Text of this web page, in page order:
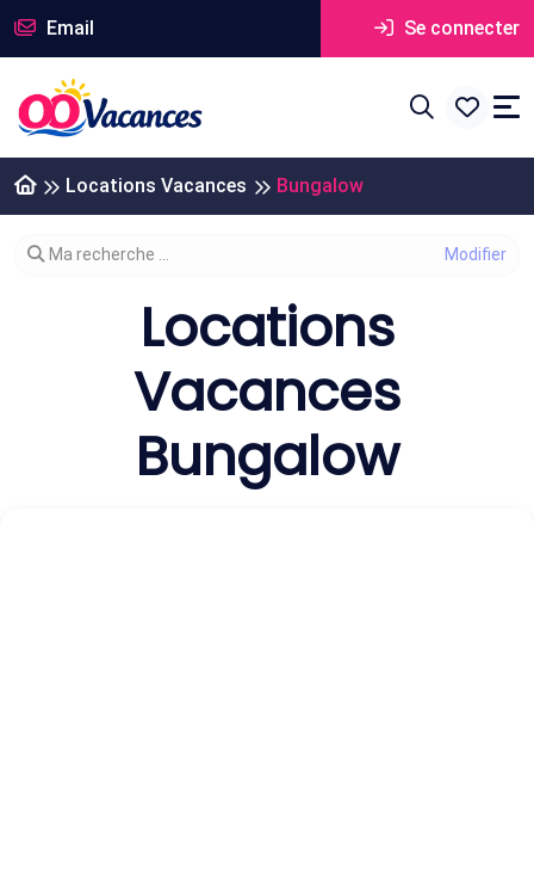
Email Se connecter
Locations Vacances Bungalow
Modifier votre recherche
Ma recherche ...
Locations
Vacances
Bungalow